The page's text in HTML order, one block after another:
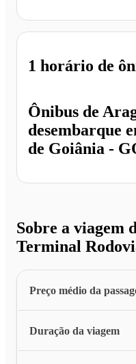
Ônibus de
desembarque
de Goiânia -
1 horário de
Sobre a viagem
Terminal
Preço médio da
Duração da viagem